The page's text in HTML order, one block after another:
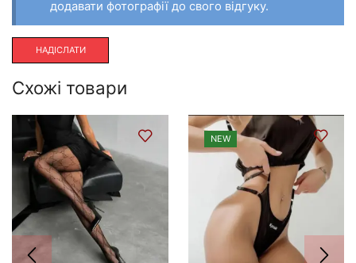
додавати фотографії до свого відгуку.
Схожі товари
NEW